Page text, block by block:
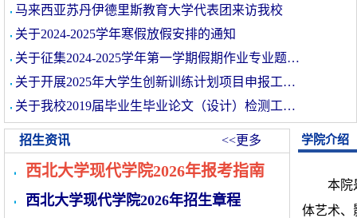
马来西亚苏丹伊德里斯教育大学代表团来访我校
关于2024-2025学年寒假放假安排的通知
关于征集2024-2025学年第一学期假期作业专业题…
关于开展2025年大学生创新训练计划项目申报工…
关于我校2019届毕业生毕业论文（设计）检测工…
招生资讯 <<更多
西北大学现代学院2026年报考指南
西北大学现代学院2026年招生章程
学院介绍
本院是
体艺术、